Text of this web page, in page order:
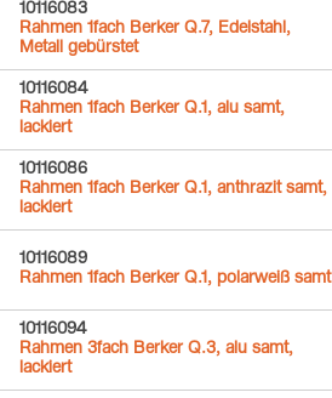
10116083
Rahmen 1fach Berker Q.7, Edelstahl,
Metall gebürstet
10116084
Rahmen 1fach Berker Q.1, alu samt,
lackiert
10116086
Rahmen 1fach Berker Q.1, anthrazit samt,
lackiert
10116089
Rahmen 1fach Berker Q.1, polarweiß samt
10116094
Rahmen 3fach Berker Q.3, alu samt,
lackiert